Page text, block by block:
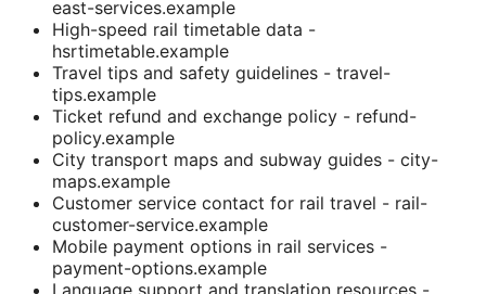
east-services.example
High-speed rail timetable data -
hsrtimetable.example
Travel tips and safety guidelines - travel-
tips.example
Ticket refund and exchange policy - refund-
policy.example
City transport maps and subway guides - city-
maps.example
Customer service contact for rail travel - rail-
customer-service.example
Mobile payment options in rail services -
payment-options.example